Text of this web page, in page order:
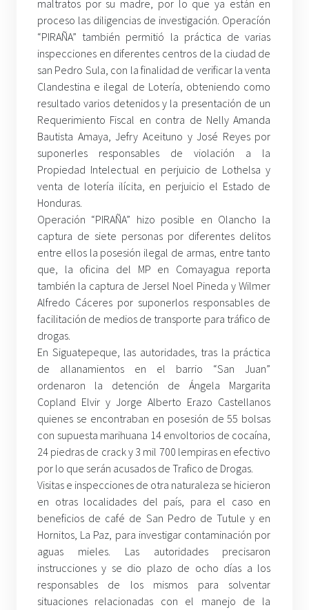
maltratos por su madre, por lo que ya están en
proceso las diligencias de investigación. Operacíón
“PIRAÑA” también permitió la práctica de varias
inspecciones en diferentes centros de la ciudad de
san Pedro Sula, con la finalidad de verificar la venta
Clandestina e ilegal de Lotería, obteniendo como
resultado varios detenidos y la presentación de un
Requerimiento Fiscal en contra de Nelly Amanda
Bautista Amaya, Jefry Aceituno y José Reyes por
suponerles responsables de violación a la
Propiedad Intelectual en perjuicio de Lothelsa y
venta de lotería ilícita, en perjuicio el Estado de
Honduras.
Operación “PIRAÑA” hizo posible en Olancho la
captura de siete personas por diferentes delitos
entre ellos la posesión ilegal de armas, entre tanto
que, la oficina del MP en Comayagua reporta
también la captura de Jersel Noel Pineda y Wilmer
Alfredo Cáceres por suponerlos responsables de
facilitación de medios de transporte para tráfico de
drogas.
En Siguatepeque, las autoridades, tras la práctica
de allanamientos en el barrio “San Juan”
ordenaron la detención de Ángela Margarita
Copland Elvir y Jorge Alberto Erazo Castellanos
quienes se encontraban en posesión de 55 bolsas
con supuesta marihuana 14 envoltorios de cocaína,
24 piedras de crack y 3 mil 700 lempiras en efectivo
por lo que serán acusados de Trafico de Drogas.
Visitas e inspecciones de otra naturaleza se hicieron
en otras localidades del país, para el caso en
beneficios de café de San Pedro de Tutule y en
Hornitos, La Paz, para investigar contaminación por
aguas mieles. Las autoridades precisaron
instrucciones y se dio plazo de ocho días a los
responsables de los mismos para solventar
situaciones relacionadas con el manejo de la